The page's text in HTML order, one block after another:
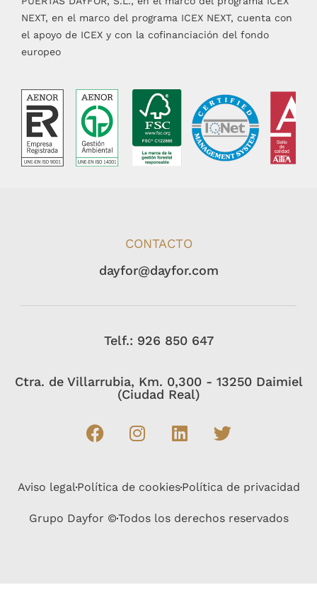
NEXT, en el marco del programa ICEX NEXT, cuenta con
el apoyo de ICEX y con la cofinanciación del fondo
europeo
CONTACTO
dayfor@dayfor.com
Telf.: 926 850 647
Ctra. de Villarrubia, Km. 0,300 - 13250 Daimiel
(Ciudad Real)
Aviso legalPolítica de cookiesPolítica de privacidad
Grupo Dayfor ©Todos los derechos reservados